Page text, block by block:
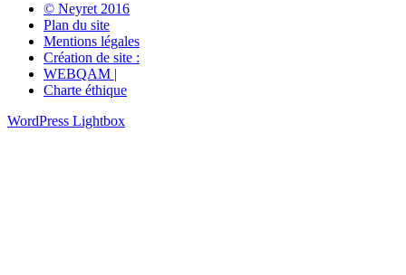
© Neyret 2016
Plan du site
Mentions légales
Création de site :
WEBQAM |
Charte éthique
WordPress Lightbox